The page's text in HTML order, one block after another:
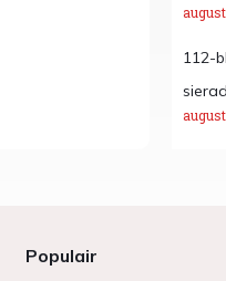
112-
Populair